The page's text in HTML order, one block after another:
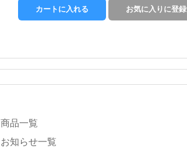
商品一覧
お知らせ一覧